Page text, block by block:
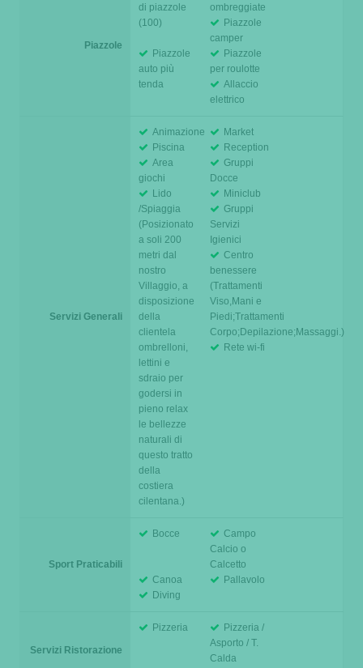
Piazzole
di piazzole
(100)
ombreggiate
Piazzole
camper
Piazzole
auto più
tenda
Piazzole
per roulotte
Allaccio
elettrico
Servizi Generali
Animazione
Market
Piscina
Reception
Area
giochi
Gruppi
Docce
Lido
/Spiaggia
(Posizionato
a soli 200
metri dal
nostro
Villaggio, a
disposizione
della
clientela
ombrelloni,
lettini e
sdraio per
godersi in
pieno relax
le bellezze
naturali di
questo tratto
della
costiera
cilentana.)
Miniclub
Gruppi
Servizi
Igienici
Centro
benessere
(Trattamenti
Viso,Mani e
Piedi;Trattamenti
Corpo;Depilazione;Massaggi.)
Rete wi-fi
Sport Praticabili
Bocce
Campo
Calcio o
Calcetto
Canoa
Pallavolo
Diving
Servizi Ristorazione
Pizzeria
Pizzeria /
Asporto / T.
Calda